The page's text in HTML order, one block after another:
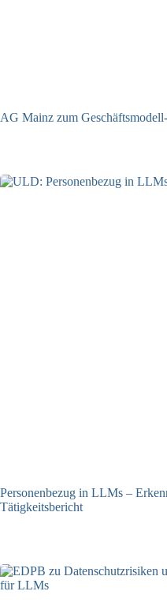
AG Mainz zum
Personenbezug in LLMs –
Tätigkeitsbericht